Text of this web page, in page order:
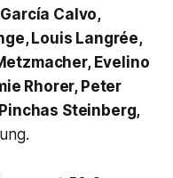
Calvo,
Louis Langrée,
Evelino
Rhorer, Peter
Steinberg,